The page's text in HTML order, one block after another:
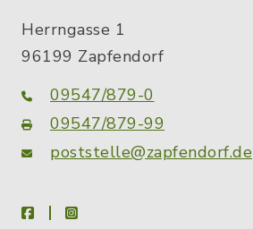
Herrngasse 1
96199 Zapfendorf
09547/879-0
09547/879-99
poststelle@zapfendorf.de
facebookinstagram